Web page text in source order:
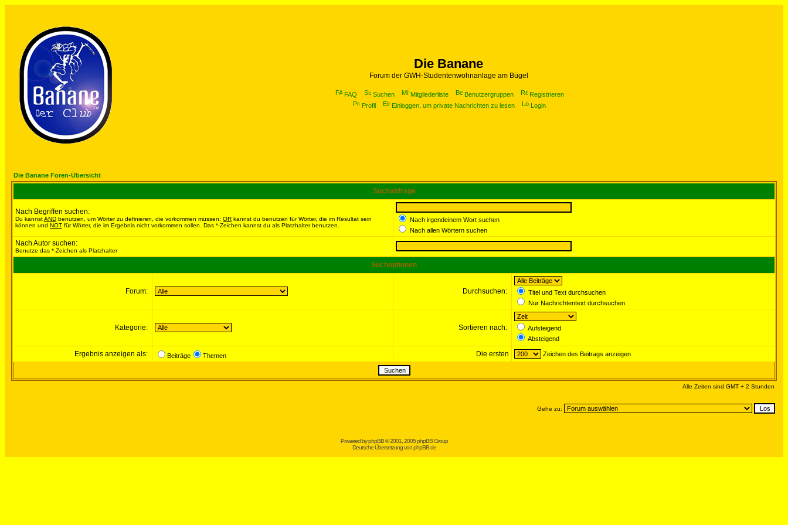
Die Banane
Forum der GWH-Studentenwohnanlage am Bügel
FAQ Suchen Mitgliederliste Benutzergruppen
Registrieren
Profil
Einloggen, um private Nachrichten zu lesen Login
Die Banane Foren-Übersicht
Suchabfrage
Nach Begriffen suchen:
Du kannstAND benutzen, um Wörter zu definieren, die vorkommen müssen; OR kannst du benutzen für Wörter, die im Resultat sein
können und NOT für Wörter, die im Ergebnis nicht vorkommen sollen. Das *-Zeichen kannst du als Platzhalter benutzen.
Nach irgendeinem Wort suchen
Nach allen Wörtern suchen
Nach Autor suchen:
Benutze das *-Zeichen als Platzhalter
Suchoptionen
Forum: Durchsuchen:
Titel und Text durchsuchen
Nur Nachrichtentext durchsuchen
Kategorie: Sortieren nach:
Aufsteigend
Absteigend
Ergebnis anzeigen als: Beiträge Themen Die ersten Zeichen des Beitrags anzeigen
Alle Zeiten sind GMT + 2 Stunden
Gehe zu:
Powered byphpBB© 2001, 2005 phpBB Group
Deutsche Übersetzung vonphpBB.de